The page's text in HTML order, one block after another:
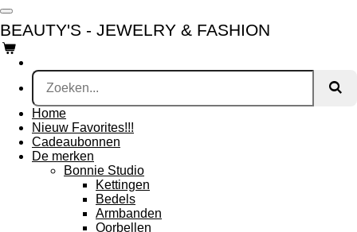
Ga
direct
naar
de
hoofdinhoud
BEAUTY'S - JEWELRY & FASHION
Home
Nieuw Favorites!!!
Cadeaubonnen
De merken
Bonnie Studio
Kettingen
Bedels
Armbanden
Oorbellen